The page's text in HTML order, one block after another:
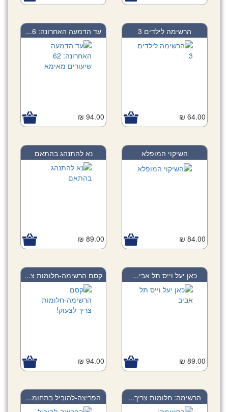
הרשימה לילדים 3
64.00 ₪
עד הדמעה האחרונה: 6...
94.00 ₪
השיקוי המופלא
84.00 ₪
נא להתנהג בהתאם
89.00 ₪
כאן יעל וייס תל אבי...
89.00 ₪
קסם הרשימה-חלומות צ...
94.00 ₪
הרשימה: חלומות צריך... הפריצה-להוביל בתחומ...